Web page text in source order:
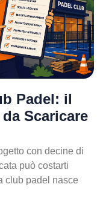
Padel: il
Scaricare
con decine di
può costarti
club padel nasce